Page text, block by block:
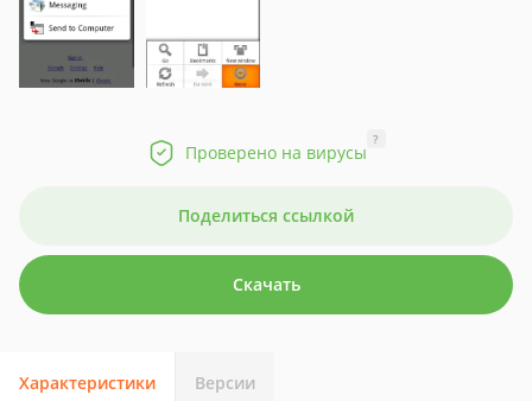
Проверено на вирусы
?
Поделиться ссылкой
Скачать
Характеристики Версии